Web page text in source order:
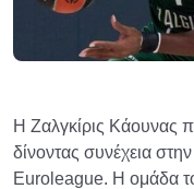
Η Ζαλγκίρις Κάουνας
δίνοντας συνέχεια
Euroleague. Η ομάδα